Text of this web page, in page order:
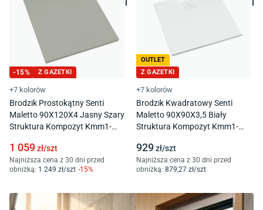
-15% Z GAZETKI
+7 kolorów
Brodzik Prostokątny Senti
Maletto 90X120X4 Jasny Szary
Struktura Kompozyt Kmm1-
1 059zł/szt
Najniższa cena z 30 dni przed
obniżką: 1 249 zł/szt -15%
OUTLET
Z GAZETKI
+7 kolorów
Brodzik Kwadratowy Senti
Maletto 90X90X3,5 Biały
Struktura Kompozyt Kmm1-
929zł/szt
Najniższa cena z 30 dni przed
obniżką: 879 ,27 zł/szt